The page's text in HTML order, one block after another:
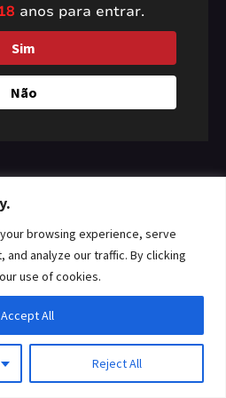
browsing experience, serve
analyze our traffic. By clicking
use of cookies.
Reject All
Accept All
amazing
soon!
anos para entrar.
Sim
Não